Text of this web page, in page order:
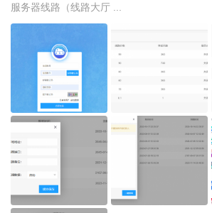
服务器线路（线路大厅 ...